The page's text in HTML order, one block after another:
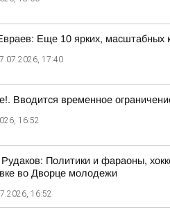
Еще 10 ярких, масштабных
17:40
Вводится временное
16:52
Политики и фараоны,
во Дворце молодежи
16:52